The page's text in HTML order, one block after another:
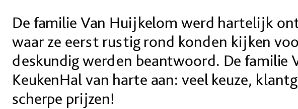
De familie Van Huijkelom werd hartelijk
waar ze eerst rustig rond konden kijken
deskundig werden beantwoord. De familie
KeukenHal van harte aan: veel keuze,
scherpe prijzen!